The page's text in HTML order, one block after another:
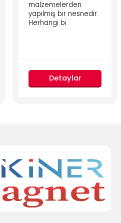
malzemelerden
yapılmış bir nesnedir.
Herhangi bi
Detaylar